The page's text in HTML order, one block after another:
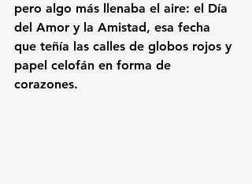
pero algo más llenaba el aire: el Día
del Amor y la Amistad, esa fecha
que teñía las calles de globos rojos y
papel celofán en forma de
corazones.